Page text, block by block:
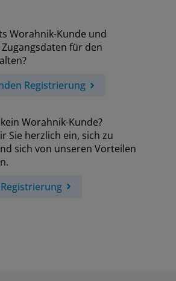
Worahnik-Kunde und
für den
Registrierung
Worahnik-Kunde?
Sie herzlich ein, sich zu
sich von unseren Vorteilen